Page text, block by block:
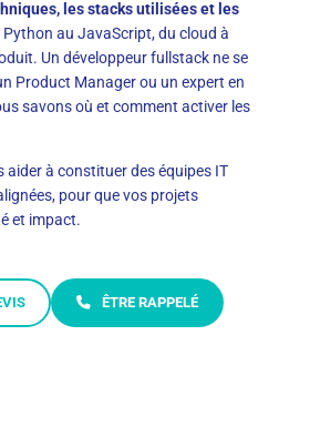
les stacks utilisées et les
Python au JavaScript, du cloud à
Un développeur fullstack ne se
Product Manager ou un expert en
savons où et comment activer les
aider à constituer des équipes IT
pour que vos projets
et impact.
ÊTRE RAPPELÉ